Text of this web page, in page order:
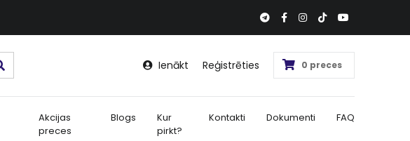
Ienākt Reģistrēties 0 preces
Akcijas
preces
Blogs
Kur
pirkt?
Kontakti Dokumenti FAQ